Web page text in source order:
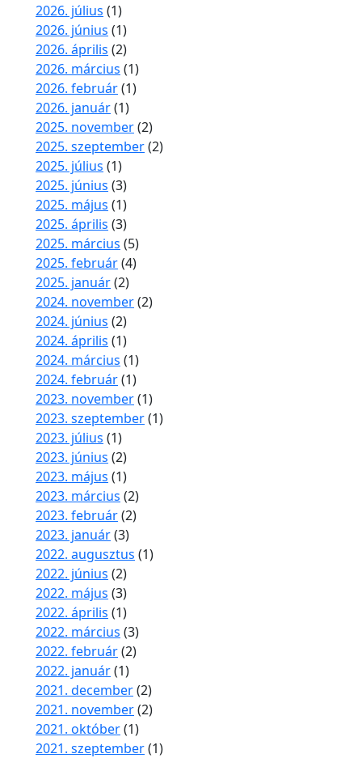
2026. július (1)
2026. június (1)
2026. április (2)
2026. március (1)
2026. február(1)
2026. január(1)
2025. november(2)
2025. szeptember(2)
2025. július (1)
2025. június (3)
2025. május (1)
2025. április (3)
2025. március (5)
2025. február(4)
2025. január(2)
2024. november(2)
2024. június (2)
2024. április (1)
2024. március (1)
2024. február(1)
2023. november(1)
2023. szeptember(1)
2023. július (1)
2023. június (2)
2023. május (1)
2023. március (2)
2023. február(2)
2023. január(3)
2022. augusztus (1)
2022. június (2)
2022. május (3)
2022. április (1)
2022. március (3)
2022. február(2)
2022. január(1)
2021. december(2)
2021. november(2)
2021. október(1)
2021. szeptember(1)